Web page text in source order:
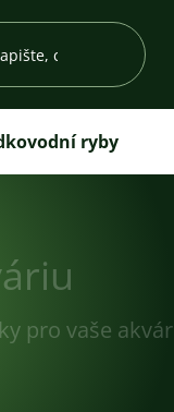
ryby
pro vaše